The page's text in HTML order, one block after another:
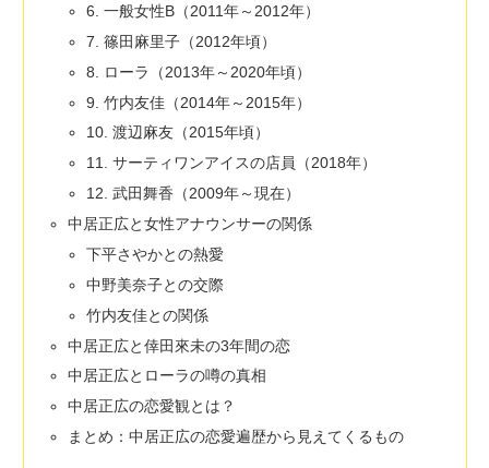
6. 一般女性B（2011年～2012年）
7. 篠田麻里子（2012年頃）
8. ローラ（2013年～2020年頃）
9. 竹内友佳（2014年～2015年）
10. 渡辺麻友（2015年頃）
11. サーティワンアイスの店員（2018年）
12. 武田舞香（2009年～現在）
中居正広と女性アナウンサーの関係
下平さやかとの熱愛
中野美奈子との交際
竹内友佳との関係
中居正広と倖田來未の3年間の恋
中居正広とローラの噂の真相
中居正広の恋愛観とは？
まとめ：中居正広の恋愛遍歴から見えてくるもの